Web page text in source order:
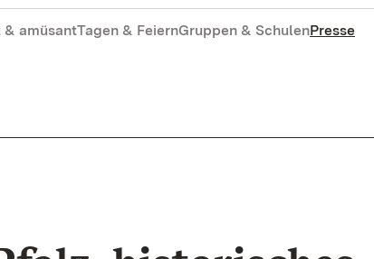
& amüsantTagen & FeiernGruppen & SchulenPresse